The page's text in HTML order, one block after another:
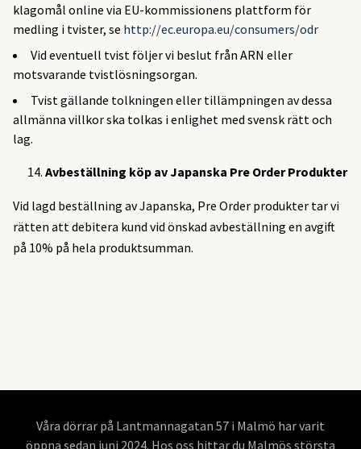
klagomål online via EU-kommissionens plattform för
medling i tvister, se http://ec.europa.eu/consumers/odr
Vid eventuell tvist följer vi beslut från ARN eller
motsvarande tvistlösningsorgan.
Tvist gällande tolkningen eller tillämpningen av dessa
allmänna villkor ska tolkas i enlighet med svensk rätt och
lag.
14. Avbeställning köp av Japanska Pre Order Produkter
Vid lagd beställning av Japanska, Pre Order produkter tar vi
rätten att debitera kund vid önskad avbeställning en avgift
på 10% på hela produktsumman.
Våra dörrar på Lantmannagatan 57 i Malmö har varit
öppna sedan juni 2024. Hos oss hittar du Malmös största